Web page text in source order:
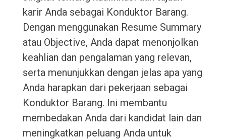
karir Anda sebagai Konduktor Barang.
Dengan menggunakan Resume Summary
atau Objective, Anda dapat menonjolkan
keahlian dan pengalaman yang relevan,
serta menunjukkan dengan jelas apa yang
Anda harapkan dari pekerjaan sebagai
Konduktor Barang. Ini membantu
membedakan Anda dari kandidat lain dan
meningkatkan peluang Anda untuk